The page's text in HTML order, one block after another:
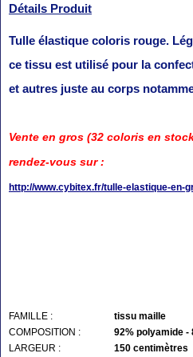
Détails Produit
Tulle élastique coloris rouge.
ce tissu est utilisé pour la
et autres juste au corps
Vente en gros (32 coloris en
rendez-vous sur :
http://www.cybitex.fr/tulle-elastique-en-
FAMILLE :
tissu maille
COMPOSITION :
92% polyamide -
LARGEUR :
150 centimètres